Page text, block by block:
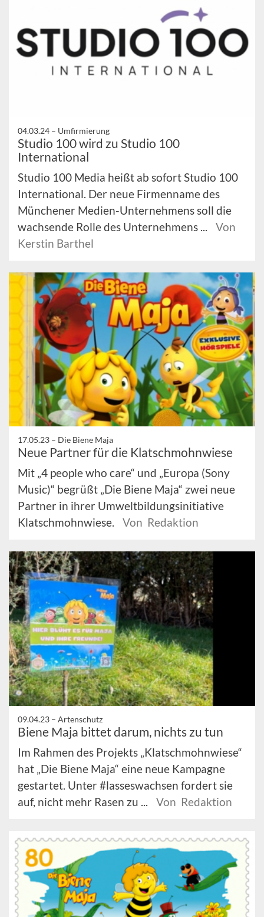
04.03.24 – Umfirmierung
Studio 100 wird zu Studio 100
International
Studio 100 Media heißt ab sofort Studio 100
International. Der neue Firmenname des
Münchener Medien-Unternehmens soll die
wachsende Rolle des Unternehmens ...
Von
Kerstin Barthel
17.05.23 – Die Biene Maja
Neue Partner für die Klatschmohnwiese
Mit „4 people who care“ und „Europa (Sony
Music)“ begrüßt „Die Biene Maja“ zwei neue
Partner in ihrer Umweltbildungsinitiative
Klatschmohnwiese.
Von Redaktion
09.04.23 – Artenschutz
Biene Maja bittet darum, nichts zu tun
Im Rahmen des Projekts „Klatschmohnwiese“
hat „Die Biene Maja“ eine neue Kampagne
gestartet. Unter #lasseswachsen fordert sie
auf, nicht mehr Rasen zu ...
Von Redaktion